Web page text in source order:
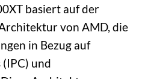
basiert auf der
von AMD, die
in Bezug auf
und